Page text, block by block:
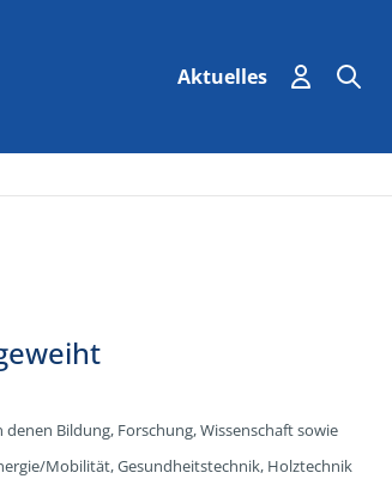
Aktuelles Einloggen
Suche
Suchen
Bildung, Forschung, Wissenschaft sowie
Mobilität, Gesundheitstechnik, Holztechnik